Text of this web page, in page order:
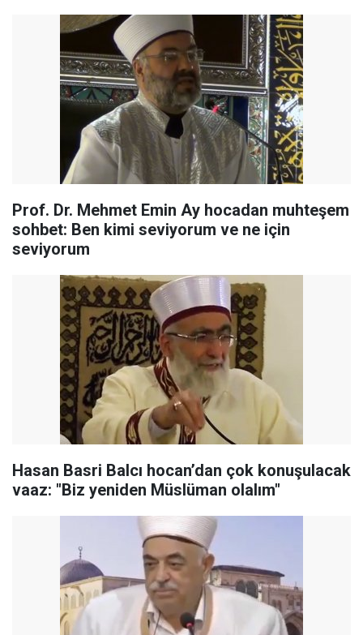
Prof. Dr. Mehmet Emin Ay hocadan muhteşem
sohbet: Ben kimi seviyorum ve ne için
seviyorum
Hasan Basri Balcı hocan’dan çok konuşulacak
vaaz: "Biz yeniden Müslüman olalım"